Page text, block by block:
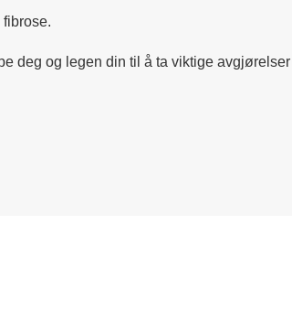
deg og legen din til å ta viktige